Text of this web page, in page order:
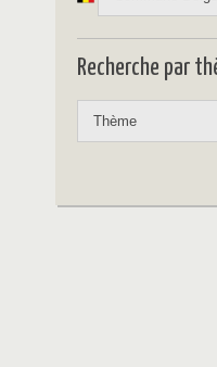
Recherche par